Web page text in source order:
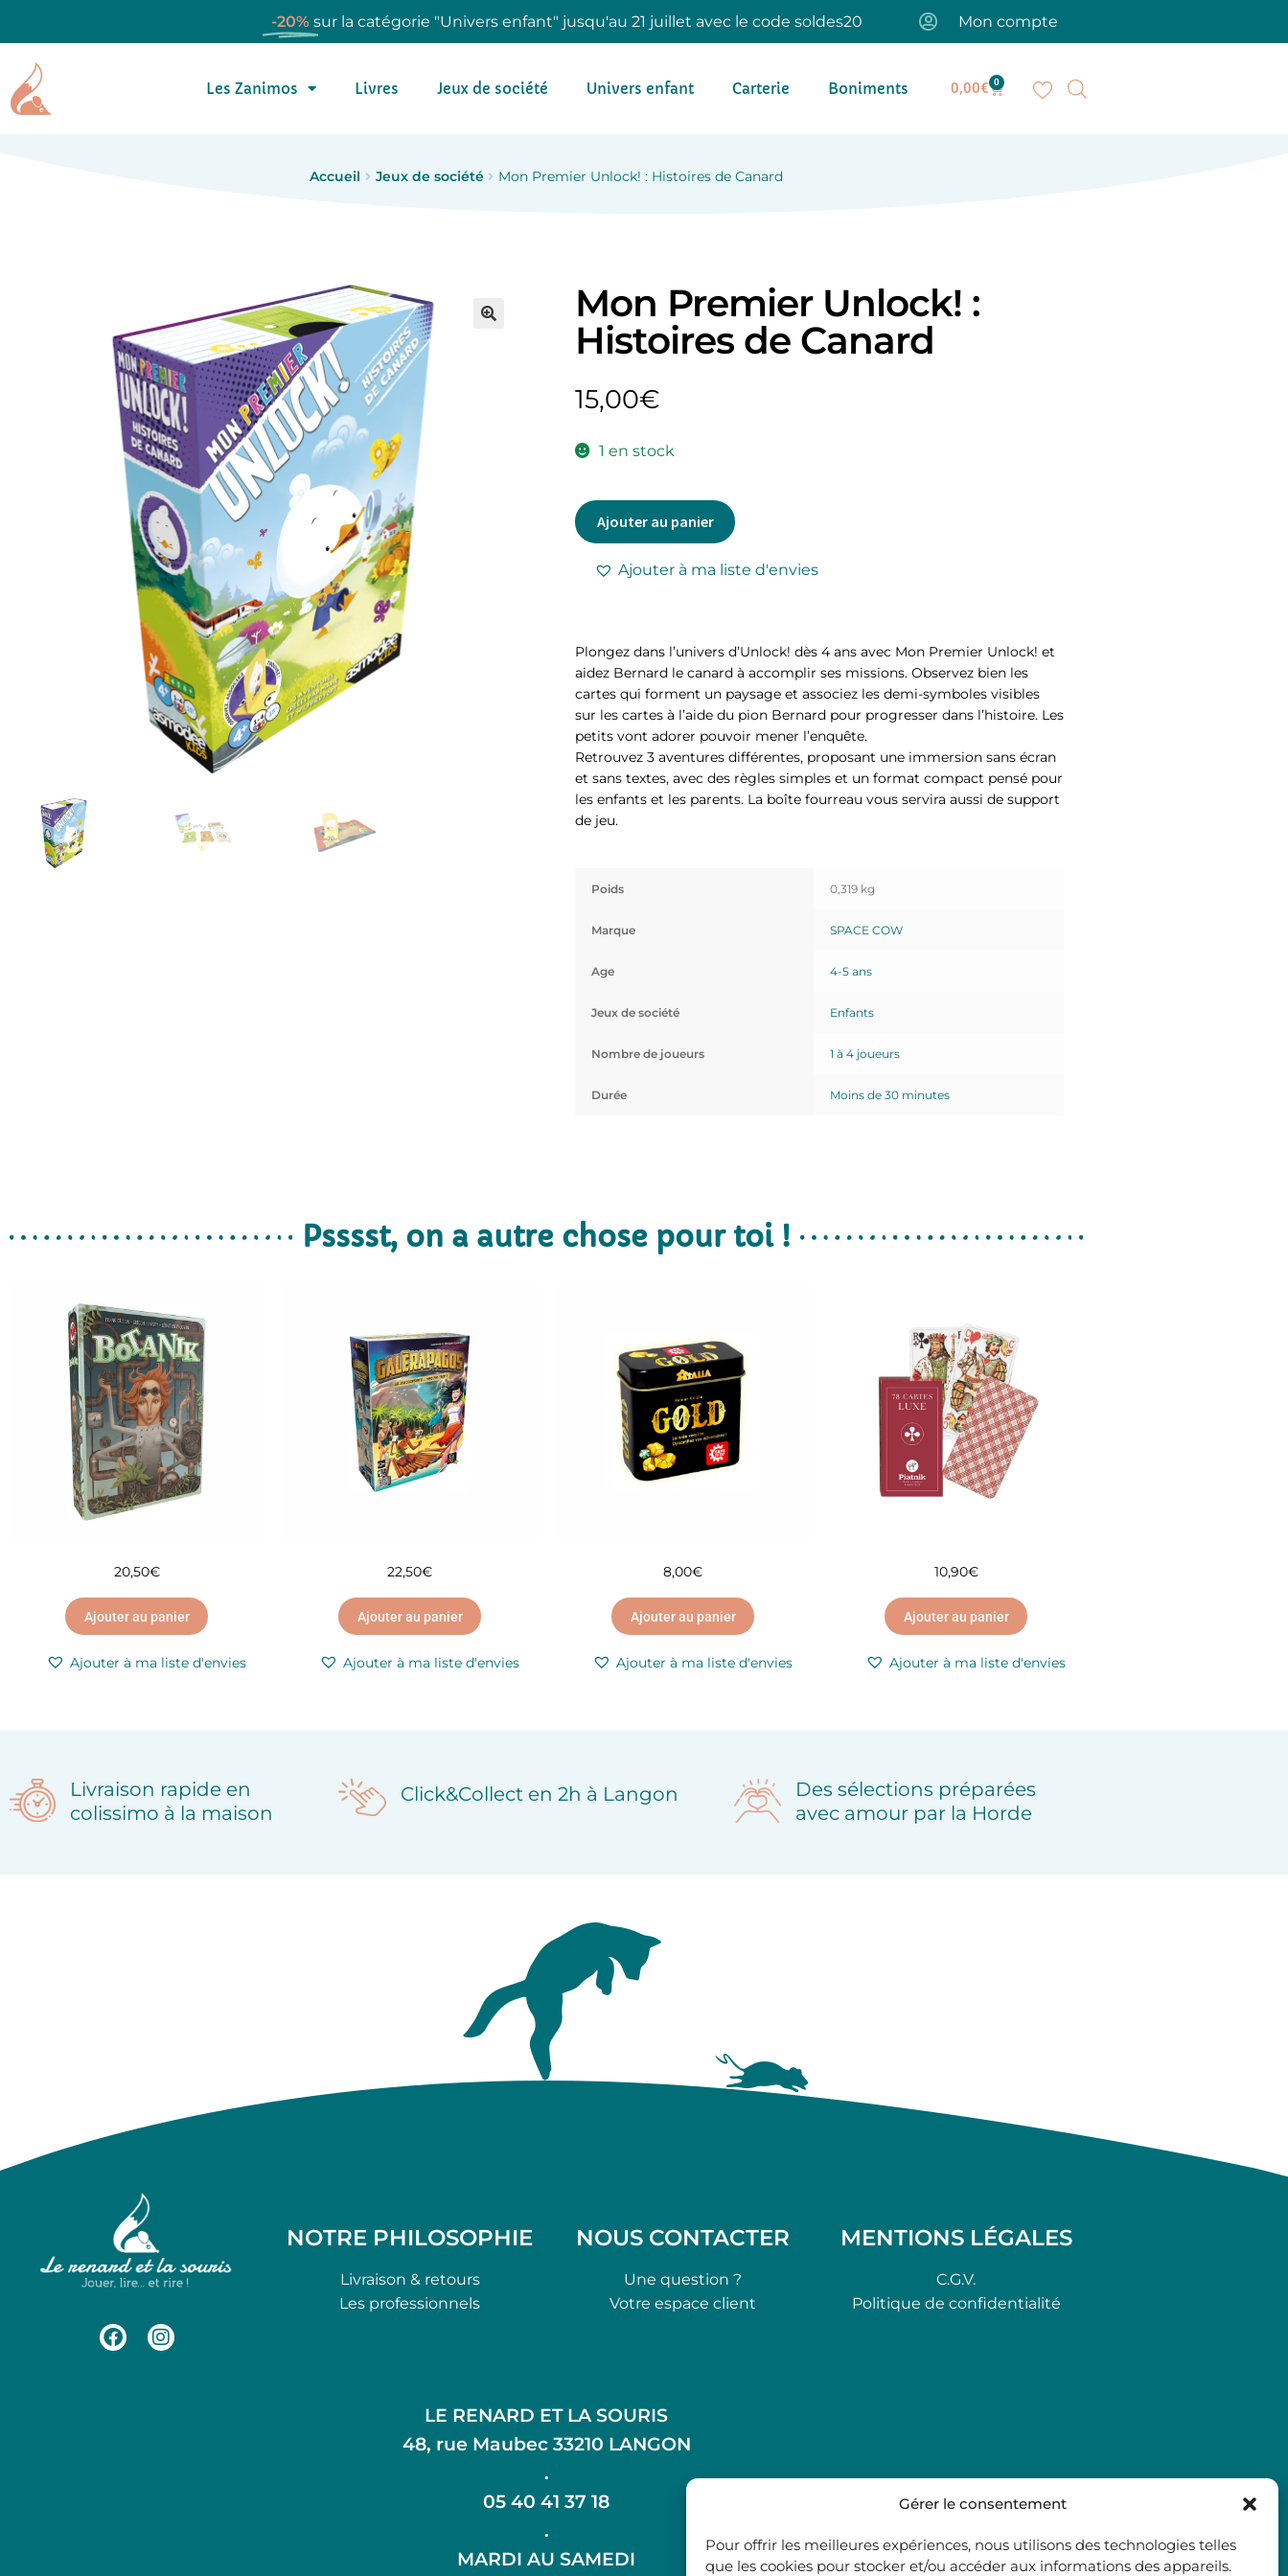
Gérer le consentement
Pour offrir les meilleures expériences, nous utilisons des technologies telles
que les cookies pour stocker et/ou accéder aux informations des appareils.
-20% sur la catégorie "Univers enfant" jusqu'au 21 juillet avec le code soldes20 Mon compte
Les Zanimos Livres Jeux de société Univers enfant Carterie Boniments 0,00€ 0
Accueil Jeux de société Mon Premier Unlock! : Histoires de Canard
Mon Premier Unlock! :
Histoires de Canard
15,00€
1 en stock
Ajouter au panier
Ajouter à ma liste d'envies
Plongez dans l’univers d’Unlock! dès 4 ans avec Mon Premier Unlock! et
aidez Bernard le canard à accomplir ses missions. Observez bien les
cartes qui forment un paysage et associez les demi-symboles visibles
sur les cartes à l’aide du pion Bernard pour progresser dans l’histoire. Les
petits vont adorer pouvoir mener l’enquête.
Retrouvez 3 aventures différentes, proposant une immersion sans écran
et sans textes, avec des règles simples et un format compact pensé pour
les enfants et les parents. La boîte fourreau vous servira aussi de support
de jeu.
Poids 0,319 kg
Marque SPACE COW
Age 4-5 ans
Jeux de société Enfants
Nombre de joueurs 1 à 4 joueurs
Durée Moins de 30 minutes
Psssst, on a autre chose pour toi !
20,50€
Ajouter au panier
Ajouter à ma liste d'envies
22,50€
Ajouter au panier
Ajouter à ma liste d'envies
8,00€
Ajouter au panier
Ajouter à ma liste d'envies
10,90€
Ajouter au panier
Ajouter à ma liste d'envies
Livraison rapide en
colissimo à la maison
Click&Collect en 2h à Langon
Des sélections préparées
avec amour par la Horde
NOTRE PHILOSOPHIE
Livraison & retours
Les professionnels
NOUS CONTACTER
Une question ?
Votre espace client
MENTIONS LÉGALES
C.G.V.
Politique de confidentialité
LE RENARD ET LA SOURIS
48, rue Maubec 33210 LANGON
.
05 40 41 37 18
.
MARDI AU SAMEDI